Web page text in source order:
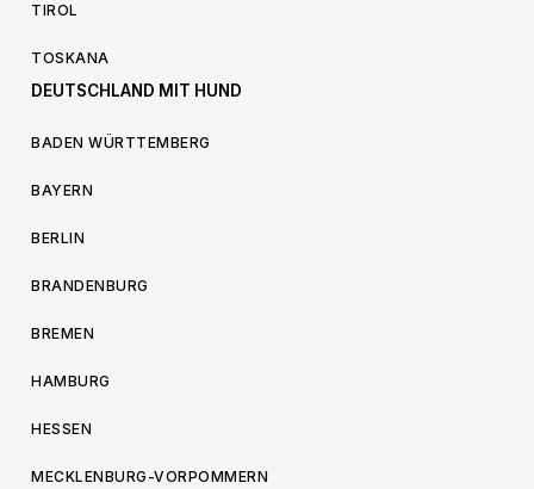
TIROL
TOSKANA
DEUTSCHLAND MIT HUND
BADEN WÜRTTEMBERG
BAYERN
BERLIN
BRANDENBURG
BREMEN
HAMBURG
HESSEN
MECKLENBURG-VORPOMMERN